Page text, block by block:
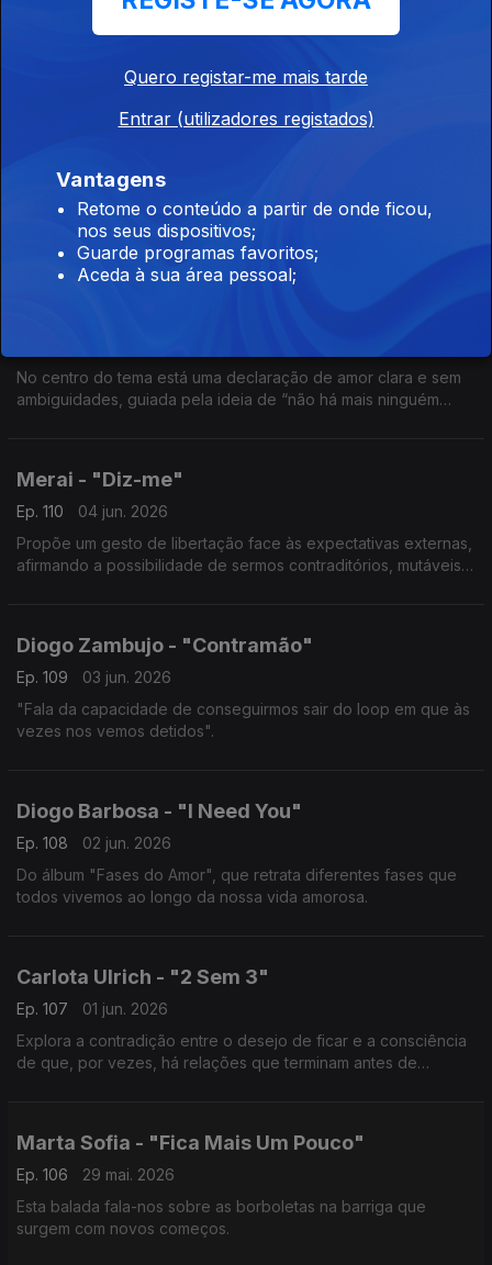
entre proximidade e distanciamento, desejo e resistência.
Sofia Hoffman + Nitin Sawhney - "Dolce Fare
Ep. 112
08 jun. 2026
Nova versão do tema, assinada pelo bem conhecido
compositor, produtor e multi-instrumentista britânico Nitin
Sawhney.
No centro do tema está uma declaração de amor clara e sem
ambiguidades, guiada pela ideia de “não há mais ninguém
Merai - "Diz-me"
Ep. 110
04 jun. 2026
Propõe um gesto de libertação face às expectativas externas,
afirmando a possibilidade de sermos contraditórios, mutáveis e
Diogo Zambujo - "Contramão"
Ep. 109
03 jun. 2026
"Fala da capacidade de conseguirmos sair do loop em que às
vezes nos vemos detidos".
Diogo Barbosa - "I Need You"
Ep. 108
02 jun. 2026
Do álbum "Fases do Amor", que retrata diferentes fases que
todos vivemos ao longo da nossa vida amorosa.
Carlota Ulrich - "2 Sem 3"
Ep. 107
01 jun. 2026
Explora a contradição entre o desejo de ficar e a consciência
de que, por vezes, há relações que terminam antes de
Marta Sofia - "Fica Mais Um Pouco"
Ep. 106
29 mai. 2026
Esta balada fala-nos sobre as borboletas na barriga que
surgem com novos começos.
Quero registar-me mais tarde
Entrar (utilizadores registados)
Vantagens
Retome o conteúdo a partir de onde ficou,
nos seus dispositivos;
Guarde programas favoritos;
Aceda à sua área pessoal;